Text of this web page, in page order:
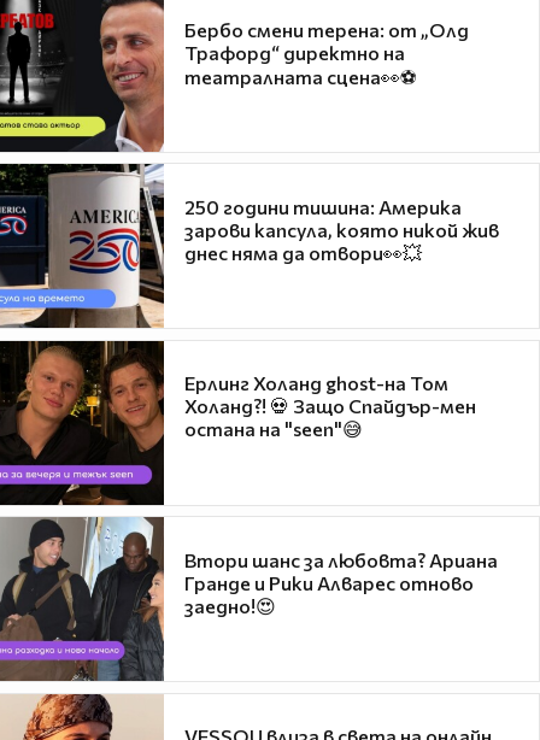
Бербо смени терена: от „Олд
Трафорд“ директно на
театралната сцена👀⚽
250 години тишина: Америка
зарови капсула, която никой жив
днес няма да отвори👀💥
Ерлинг Холанд ghost-на Том
Холанд?! 💀 Защо Спайдър-мен
остана на "seen"😅
Втори шанс за любовта? Ариана
Гранде и Рики Алварес отново
заедно!😍